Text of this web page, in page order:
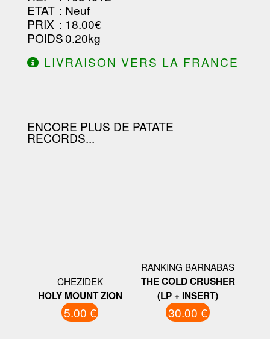
ETAT : Neuf
PRIX : 18.00€
POIDS: 0.20kg
LIVRAISON VERS LA FRANCE
ENCORE PLUS DE PATATE
RECORDS...
CHEZIDEK
HOLY MOUNT ZION
5.00 €
RANKING BARNABAS
THE COLD CRUSHER
(LP + INSERT)
30.00 €